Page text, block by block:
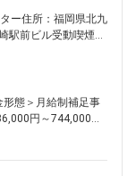
）へ。 ・専門を深
域のスペシャリスト
める職務
外拠点への技術展
いただくポジション
液条件・プロセス条
支援 ・国内外顧客
外顧客とは英語での
・改善提案を通じ
ー住所：福岡県北九
駅前ビル受動喫煙対
態＞月給制補足事
円～744,000円